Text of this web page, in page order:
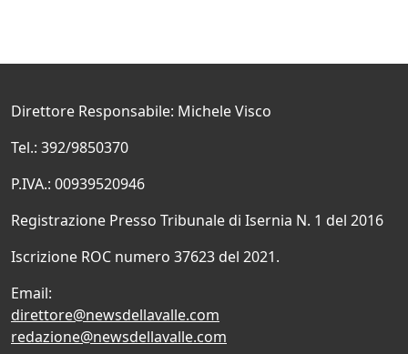
Direttore Responsabile: Michele Visco
Tel.: 392/9850370
P.IVA.: 00939520946
Registrazione Presso Tribunale di Isernia N. 1 del 2016
Iscrizione ROC numero 37623 del 2021.
Email:
direttore@newsdellavalle.com
redazione@newsdellavalle.com